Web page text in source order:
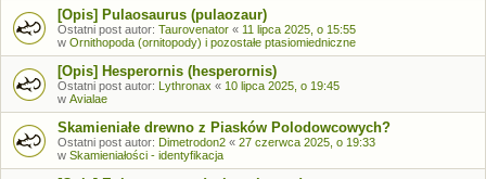
[Opis] Pulaosaurus (pulaozaur)
Ostatni post autor: Taurovenator « 11 lipca 2025, o 15:55
w Ornithopoda (ornitopody) i pozostałe ptasiomiedniczne
[Opis] Hesperornis (hesperornis)
Ostatni post autor: Lythronax « 10 lipca 2025, o 19:45
w Avialae
Skamieniałe drewno z Piasków Polodowcowych?
Ostatni post autor: Dimetrodon2 « 27 czerwca 2025, o 19:33
w Skamieniałości - identyfikacja